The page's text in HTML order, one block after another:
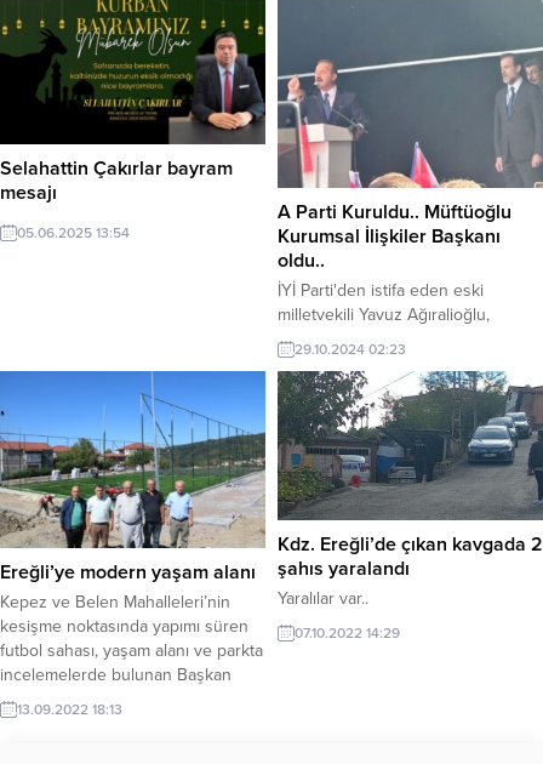
Selahattin Çakırlar bayram
mesajı
05.06.2025 13:54
A Parti Kuruldu.. Müftüoğlu
Kurumsal İlişkiler Başkanı
oldu..
İYİ Parti'den istifa eden eski
milletvekili Yavuz Ağıralioğlu,
Anahtar Parti'yi (A Parti) kurdu.
Partinin Merkez Yürütme Kurulu
üyeliğinde bulunan Ereğlili Mehmet
Batu Müftüoğlu, tanıtım toplantısı
sonrası yapılan MYK toplantısında
Kurumsal İlişkiler Başkanı olarak
görevlendirildi.
29.10.2024 02:23
Ereğli’ye modern yaşam alanı
Kepez ve Belen Mahalleleri’nin
kesişme noktasında yapımı süren
futbol sahası, yaşam alanı ve parkta
incelemelerde bulunan Başkan
Halil Posbıyık, birçok mahalleye
hizmet edecek olan modern bir
13.09.2022 18:13
Kdz. Ereğli’de çıkan kavgada 2
şahıs yaralandı
Yaralılar var..
07.10.2022 14:29